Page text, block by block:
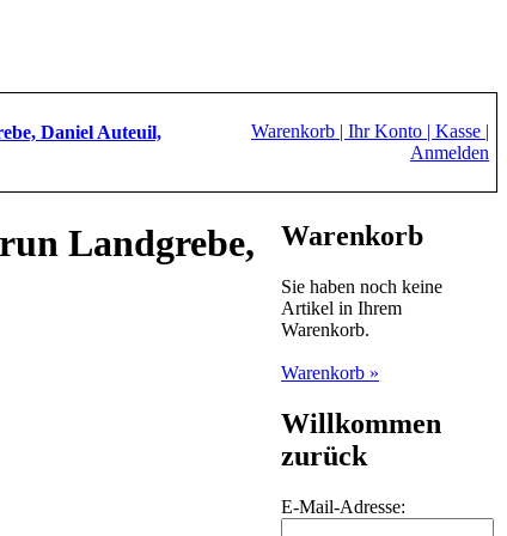
Daniel Auteuil,
Warenkorb | Ihr Konto | Kasse |
Anmelden
Landgrebe,
Warenkorb
Sie haben noch keine
Artikel in Ihrem
Warenkorb.
Warenkorb »
Willkommen
zurück
E-Mail-Adresse: